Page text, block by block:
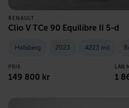
RENAULT
Clio V TCe 90 Equilibre II 5-d
Hallsberg 2023 4223 mil
PRIS
149 800 kr
LÅN
1